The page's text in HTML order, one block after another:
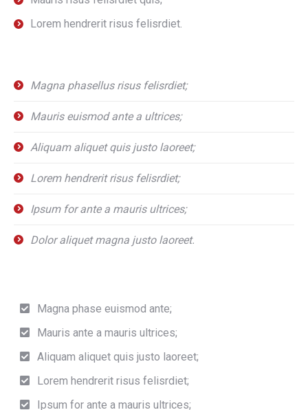
Lorem hendrerit risus felisrdiet.
Magna phasellus risus felisrdiet;
Mauris euismod ante a ultrices;
Aliquam aliquet quis justo laoreet;
Lorem hendrerit risus felisrdiet;
Ipsum for ante a mauris ultrices;
Dolor aliquet magna justo laoreet.
Magna phase euismod ante;
Mauris ante a mauris ultrices;
Aliquam aliquet quis justo laoreet;
Lorem hendrerit risus felisrdiet;
Ipsum for ante a mauris ultrices;